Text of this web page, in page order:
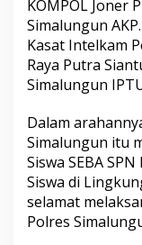
KOMPOL Joner
Simalungun
Kasat Intelkam
Raya Putra
Simalungun
Dalam
Simalungun itu
Siswa SEBA
Siswa di
selamat
Polres